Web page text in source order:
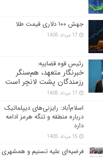
جهش ۱۰۰ دلاری قیمت طلا
17 مرداد 1405
رئیس قوه قضاییه:
خبرنگار متعهد، هم‌سنگر
رزمندگان پشت لانچر است
17 مرداد 1405
اسلام‌آباد: رایزنی‌های دیپلماتیک
درباره منطقه و تنگه هرمز ادامه
دارد
15 مرداد 1405
فرضیه‌ای علیه تسنیم و همشهری